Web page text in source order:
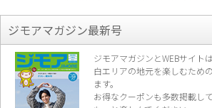
ジモアマガジン最新号
ジモアマガジンとWEBサイト
白エリアの地元を楽しむため
ます。
お得なクーポンも多数掲載して